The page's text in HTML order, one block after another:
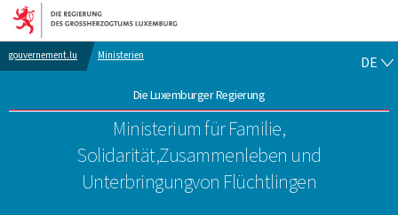
Zur Hauptnavigation
Zum Inhalt
gouvernement.lu Ministerien
Die Luxemburger Regierung
Ministerium für Familie,
Solidarität,Zusammenleben und
Unterbringungvon Flüchtlingen
DE